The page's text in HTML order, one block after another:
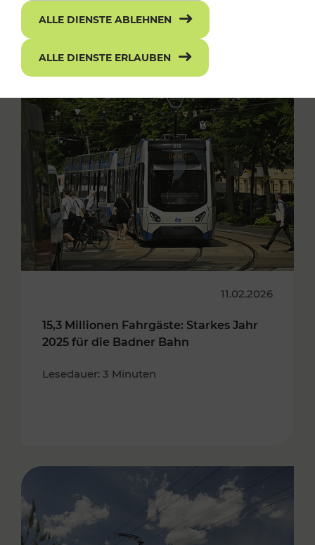
11.02.2026
15,3 Millionen Fahrgäste: Starkes Jahr
2025 für die Badner Bahn
Lesedauer: 3 Minuten
ALLE DIENSTE ABLEHNEN
ALLE DIENSTE ERLAUBEN